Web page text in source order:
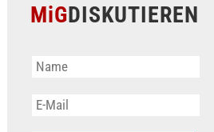
MiGDISKUTIEREN